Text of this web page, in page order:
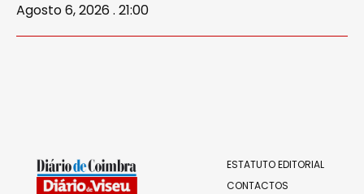
Agosto 6, 2026 . 21:00
ESTATUTO EDITORIAL
CONTACTOS